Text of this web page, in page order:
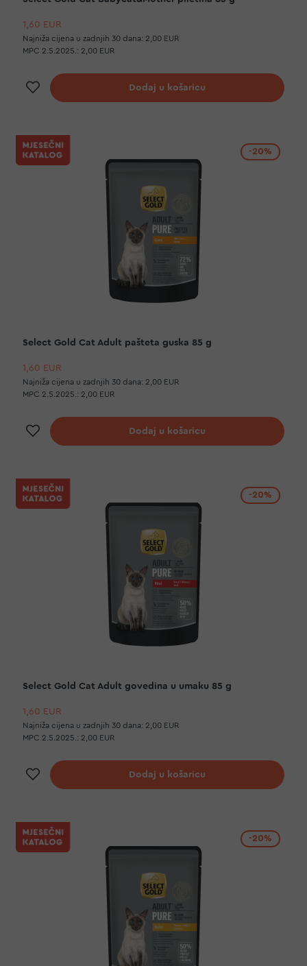
1,60 EUR
Najniža cijena u zadnjih 30 dana: 2,00 EUR
MPC 2.5.2025.: 2,00 EUR
Dodaj na listu želja
Dodaj u košaricu
-20%
Select Gold Cat Adult pašteta guska 85 g
1,60 EUR
Najniža cijena u zadnjih 30 dana: 2,00 EUR
MPC 2.5.2025.: 2,00 EUR
Dodaj na listu želja
Dodaj u košaricu
-20%
Select Gold Cat Adult govedina u umaku 85 g
1,60 EUR
Najniža cijena u zadnjih 30 dana: 2,00 EUR
MPC 2.5.2025.: 2,00 EUR
Dodaj na listu želja
Dodaj u košaricu
-20%